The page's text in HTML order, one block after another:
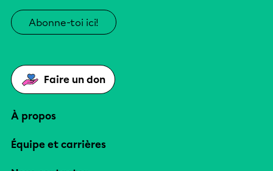
Abonne-toi ici!
Faire un don
À propos
Équipe et carrières